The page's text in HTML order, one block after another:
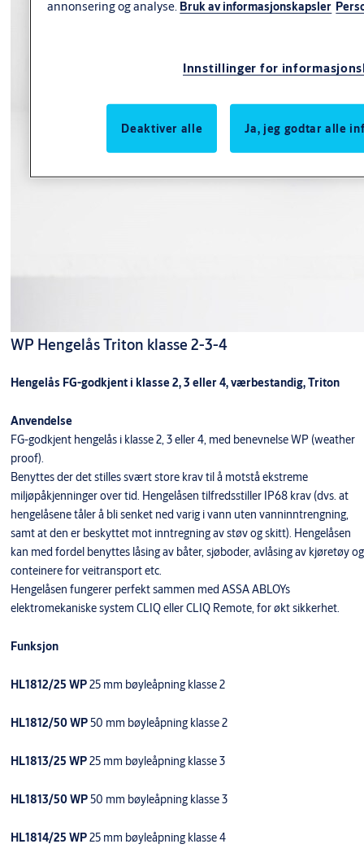
WP Hengelås Triton klasse 2-3-4
Hengelås FG-godkjent i klasse 2, 3 eller 4, værbestandig, Triton
Anvendelse
FG-godkjent hengelås i klasse 2, 3 eller 4, med benevnelse WP (weather
proof).
Benyttes der det stilles svært store krav til å motstå ekstreme
miljøpåkjenninger over tid. Hengelåsen tilfredsstiller IP68 krav (dvs. at
hengelåsene tåler å bli senket ned varig i vann uten vanninntrengning,
samt at den er beskyttet mot inntregning av støv og skitt). Hengelåsen
kan med fordel benyttes låsing av båter, sjøboder, avlåsing av kjøretøy og
conteinere for veitransport etc.
Hengelåsen fungerer perfekt sammen med ASSA ABLOYs
elektromekaniske system CLIQ eller CLIQ Remote, for økt sikkerhet.
Funksjon
HL1812/25 WP25 mm bøyleåpning klasse 2
HL1812/50 WP50 mm bøyleåpning klasse 2
HL1813/25 WP25 mm bøyleåpning klasse 3
HL1813/50 WP50 mm bøyleåpning klasse 3
HL1814/25 WP25 mm bøyleåpning klasse 4
annonsering og analyse. Bruk av informasjonskapsler
Innstillinger for
Deaktiver alle Ja, jeg godtar alle